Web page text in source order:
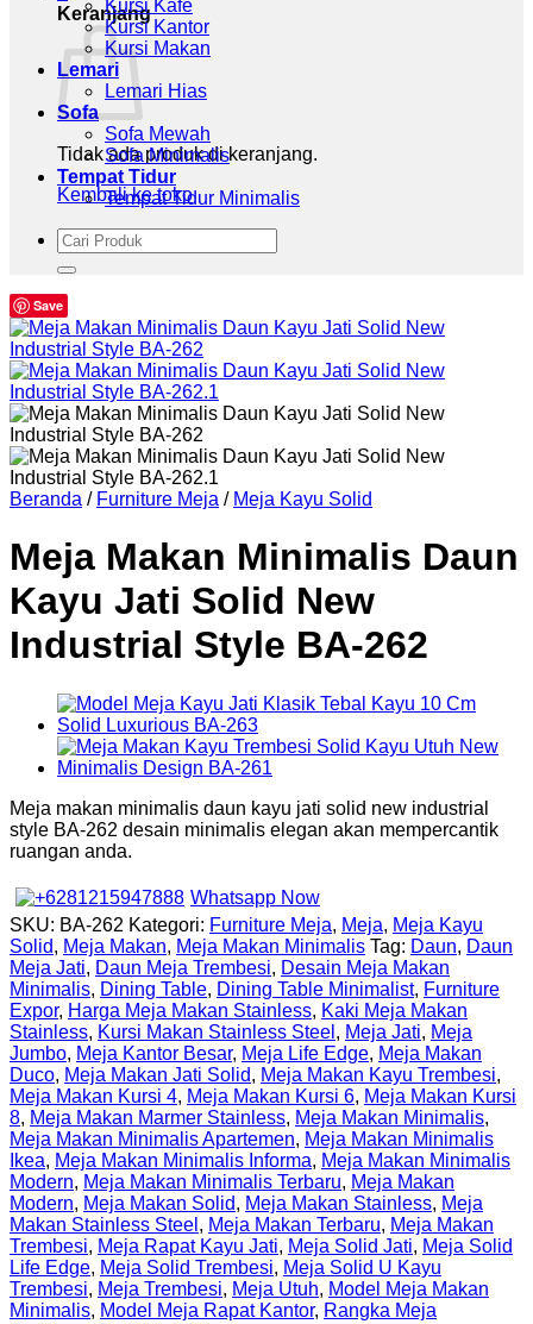
Keranjang
Tidak ada produk di keranjang.
Kembali ke toko
Kursi Kafe
Kursi Kantor
Kursi Makan
Lemari
Lemari Hias
Sofa
Sofa Mewah
Sofa Minimalis
Tempat Tidur
Tempat Tidur Minimalis
Pencarian
untuk:
Save
Beranda / Furniture Meja / Meja Kayu Solid
Meja Makan Minimalis Daun
Kayu Jati Solid New
Industrial Style BA-262
Meja makan minimalis daun kayu jati solid new industrial
style BA-262 desain minimalis elegan akan mempercantik
ruangan anda.
Whatsapp Now
SKU: BA-262 Kategori: Furniture Meja, Meja, Meja Kayu
Solid, Meja Makan, Meja Makan Minimalis Tag: Daun, Daun
Meja Jati, Daun Meja Trembesi, Desain Meja Makan
Minimalis, Dining Table, Dining Table Minimalist, Furniture
Expor, Harga Meja Makan Stainless, Kaki Meja Makan
Stainless, Kursi Makan Stainless Steel , Meja Jati, Meja
Jumbo, Meja Kantor Besar, Meja Life Edge, Meja Makan
Duco, Meja Makan Jati Solid, Meja Makan Kayu Trembesi,
Meja Makan Kursi 4, Meja Makan Kursi 6, Meja Makan Kursi
8, Meja Makan Marmer Stainless, Meja Makan Minimalis,
Meja Makan Minimalis Apartemen, Meja Makan Minimalis
Ikea, Meja Makan Minimalis Informa, Meja Makan Minimalis
Modern, Meja Makan Minimalis Terbaru, Meja Makan
Modern, Meja Makan Solid, Meja Makan Stainless, Meja
Makan Stainless Steel , Meja Makan Terbaru, Meja Makan
Trembesi, Meja Rapat Kayu Jati, Meja Solid Jati, Meja Solid
Life Edge, Meja Solid Trembesi, Meja Solid U Kayu
Trembesi, Meja Trembesi, Meja Utuh, Model Meja Makan
Minimalis, Model Meja Rapat Kantor, Rangka Meja